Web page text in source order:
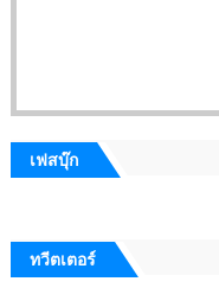
เฟสบุ๊ก
ทวีตเตอร์